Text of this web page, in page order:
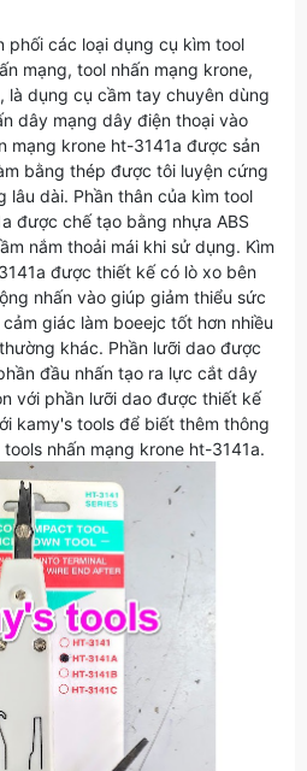
phối các loại dụng cụ kìm tool
mạng, tool nhấn mạng krone,
là dụng cụ cầm tay chuyên dùng
dây mạng dây điện thoại vào
mạng krone ht-3141a được sản
bằng thép được tôi luyện cứng
lâu dài. Phần thân của kìm tool
được chế tạo bằng nhựa ABS
nắm thoải mái khi sử dụng. Kìm
được thiết kế có lò xo bên
nhấn vào giúp giảm thiểu sức
giác làm boeejc tốt hơn nhiều
khác. Phần lưỡi dao được
đầu nhấn tạo ra lực cắt dây
với phần lưỡi dao được thiết kế
kamy's tools để biết thêm thông
nhấn mạng krone ht-3141a.